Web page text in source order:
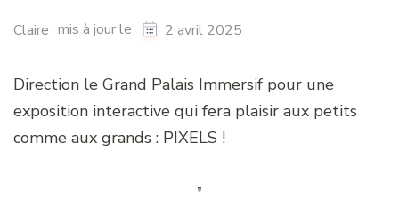
Claire mis à jour le 2 avril 2025
Direction le Grand Palais Immersif pour une
exposition interactive qui fera plaisir aux petits
comme aux grands : PIXELS !